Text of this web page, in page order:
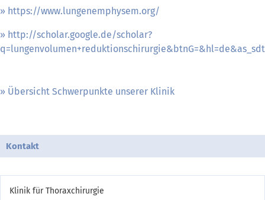
https://www.lungenemphysem.org/
http://scholar.google.de/scholar?
Übersicht Schwerpunkte unserer Klinik
Kontakt
Klinik für Thoraxchirurgie